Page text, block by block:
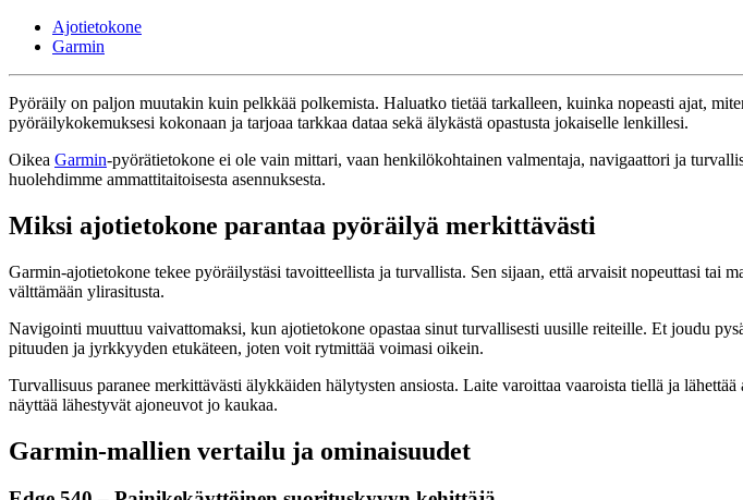
Ajotietokone
Garmin
Pyöräily on paljon muutakin kuin pelkkää polkemista. Haluatko tietää tarkalleen, kuinka nopeasti ajat,
pyöräilykokemuksesi kokonaan ja tarjoaa tarkkaa dataa sekä älykästä opastusta jokaiselle lenkillesi.
Oikea Garmin-pyörätietokone ei ole vain mittari, vaan henkilökohtainen valmentaja, navigaattori ja
huolehdimme ammattitaitoisesta asennuksesta.
Miksi ajotietokone parantaa pyöräilyä merkittävästi
Garmin-ajotietokone tekee pyöräilystäsi tavoitteellista ja turvallista. Sen sijaan, että arvaisit nopeuttasi tai
välttämään ylirasitusta.
Navigointi muuttuu vaivattomaksi, kun ajotietokone opastaa sinut turvallisesti uusille reiteille. Et joudu
pituuden ja jyrkkyyden etukäteen, joten voit rytmittää voimasi oikein.
Turvallisuus paranee merkittävästi älykkäiden hälytysten ansiosta. Laite varoittaa vaaroista tiellä ja
näyttää lähestyvät ajoneuvot jo kaukaa.
Garmin-mallien vertailu ja ominaisuudet